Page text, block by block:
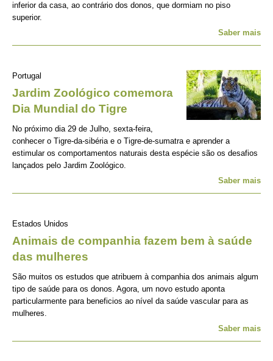
inferior da casa, ao contrário dos donos, que dormiam no piso
superior.
Saber mais
Portugal
Jardim Zoológico comemora
Dia Mundial do Tigre
No próximo dia 29 de Julho, sexta-feira,
conhecer o Tigre-da-sibéria e o Tigre-de-sumatra e aprender a
estimular os comportamentos naturais desta espécie são os desafios
lançados pelo Jardim Zoológico.
Saber mais
Estados Unidos
Animais de companhia fazem bem à saúde
das mulheres
São muitos os estudos que atribuem à companhia dos animais algum
tipo de saúde para os donos. Agora, um novo estudo aponta
particularmente para beneficios ao nível da saúde vascular para as
mulheres.
Saber mais